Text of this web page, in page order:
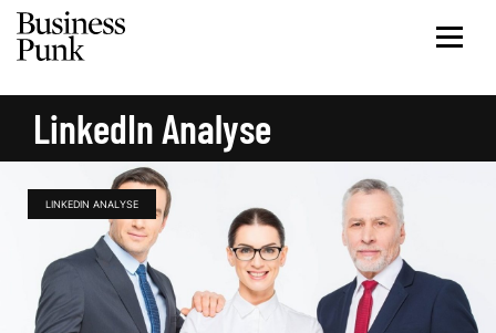
LinkedIn Analyse
LINKEDIN ANALYSE